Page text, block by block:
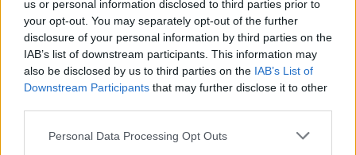
us or personal information disclosed to third parties prior to
your opt-out. You may separately opt-out of the further
disclosure of your personal information by third parties on the
IAB’s list of downstream participants. This information may
also be disclosed by us to third parties on the IAB’s List of
Downstream Participants that may further disclose it to other
Personal Data Processing Opt Outs
történelem